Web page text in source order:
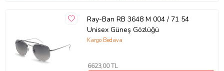
Ray-Ban RB 3648 M 004 / 71 54
Unisex Güneş Gözlüğü
Kargo Bedava
6623,00 TL